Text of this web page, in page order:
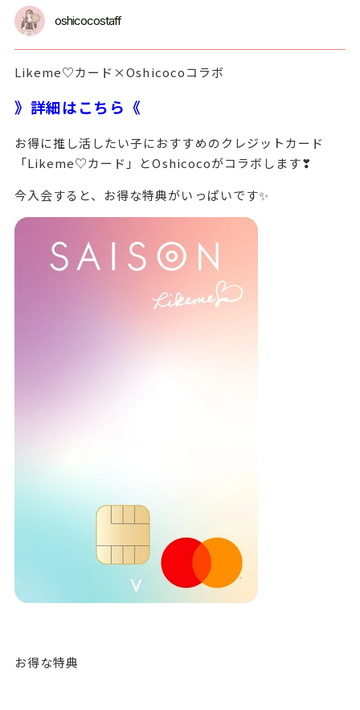
oshicocostaff
Likeme♡カード×Oshicocoコラボ
》詳細はこちら《
お得に推し活したい子におすすめのクレジットカード
「Likeme♡カード」とOshicocoがコラボします❣
今入会すると、お得な特典がいっぱいです✨
お得な特典